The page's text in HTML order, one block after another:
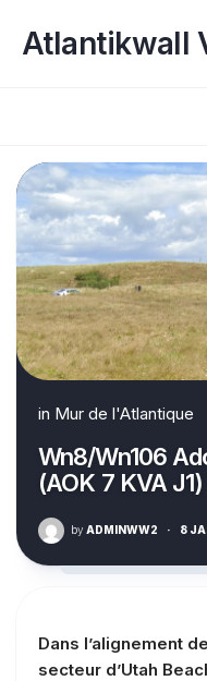
content
Atlantikwall
in Mur de l'Atlantique
Wn8/Wn106
(AOK 7 KVA J1)
by ADMINWW2 · 8
Dans l’alignement
secteur d’Utah